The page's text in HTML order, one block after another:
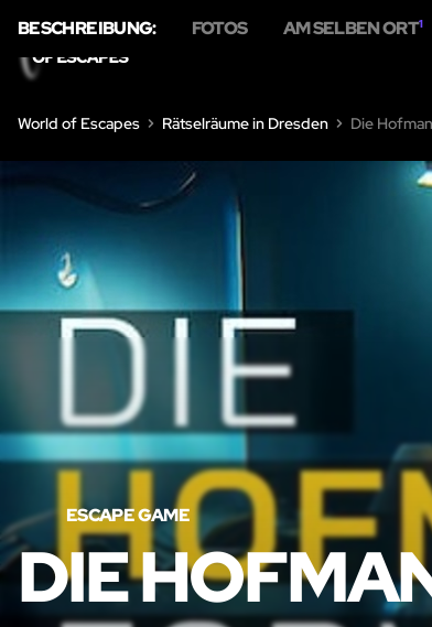
World of Escapes Rätselräume in Dresden Die
ESCAPE GAME
DIE
BESCHREIBUNG: FOTOS AM SELBEN ORT1